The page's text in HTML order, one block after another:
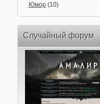
Юмор(10)
Случайный форум